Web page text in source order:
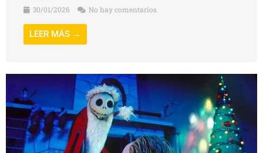
30/01/2026
No hay comentarios
LEER MÁS →